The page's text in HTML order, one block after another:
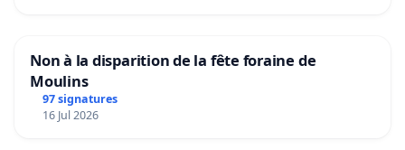
Non à la disparition de la fête foraine de
Moulins
97 signatures
16 Jul 2026